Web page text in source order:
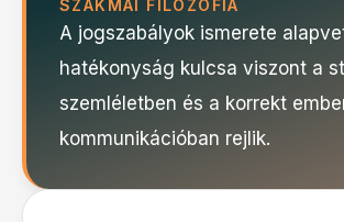
SZAKMAI FILOZÓFIA
A jogszabályok ismerete
hatékonyság kulcsa viszont a
szemléletben és a korrekt
kommunikációban rejlik.